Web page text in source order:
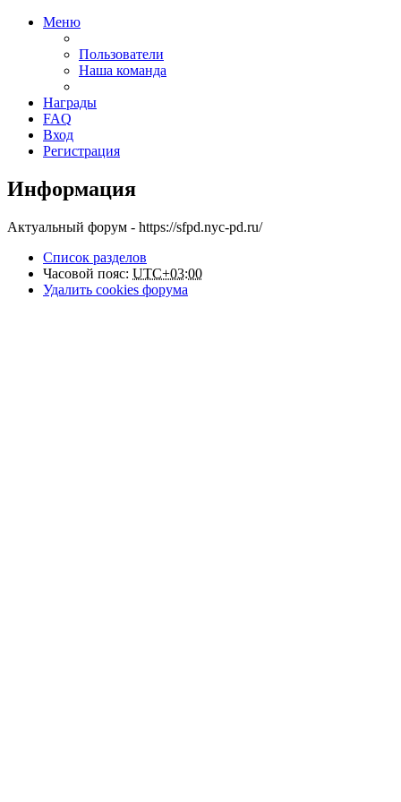
Меню
Пользователи
Наша команда
Награды
FAQ
Вход
Регистрация
Информация
Актуальный форум - https://sfpd.nyc-pd.ru/
Список разделов
Часовой пояс: UTC+03:00
Удалить cookies форума